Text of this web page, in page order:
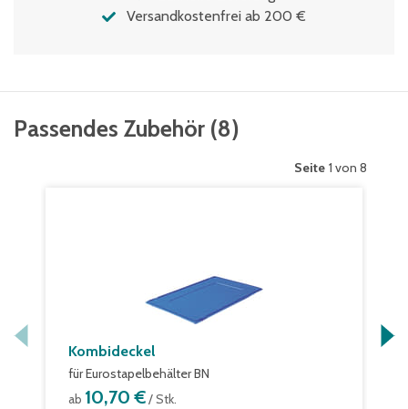
Versandkostenfrei ab 200 €
Passendes Zubehör (8)
Seite 1 von 8
Kombideckel
für Eurostapelbehälter BN
ab 10,70 €/ Stk.